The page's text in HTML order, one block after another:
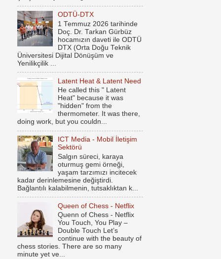
ODTÜ-DTX
1 Temmuz 2026 tarihinde
Doç. Dr. Tarkan Gürbüz
hocamızın daveti ile ODTÜ
DTX (Orta Doğu Teknik
Üniversitesi Dijital Dönüşüm ve
Yenilikçilik ...
Latent Heat & Latent Need
He called this " Latent
Heat" because it was
"hidden" from the
thermometer. It was there,
doing work, but you couldn...
ICT Media - Mobil İletişim
Sektörü
Salgın süreci, karaya
oturmuş gemi örneği,
yaşam tarzımızı incitecek
kadar derinlemesine değiştirdi.
Bağlantılı kalabilmenin, tutsaklıktan k...
Queen of Chess - Netflix
Quenn of Chess - Netflix
You Touch, You Play –
Double Touch Let’s
continue with the beauty of
chess stories. There are so many
minute yet ve...